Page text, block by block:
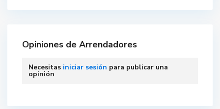
Opiniones de Arrendadores
Necesitas iniciar sesión para publicar una
opinión